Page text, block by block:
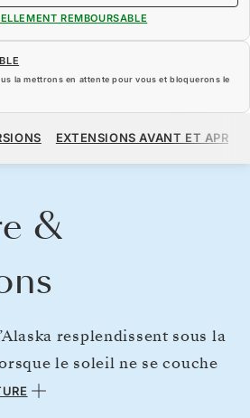
REMBOURSABLE
la mettrons en attente pour vous et bloquerons le
880 $USEXTENSIONS AVANT ET APRÈS
&
resplendissent sous la
le soleil ne se couche
cette saison d’abondance,